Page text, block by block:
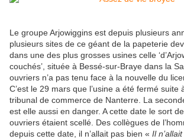
Le groupe Arjowiggins est depuis plusieurs
plusieurs sites de ce géant de la papeterie
dans une des plus grosses usines celle
couchés’, située à Bessé-sur-Braye dans la
ouvriers n’a pas tenu face à la nouvelle du
C’est le 29 mars que l’usine a été fermé suite
tribunal de commerce de Nanterre. La
est elle aussi en danger. A cette date le sort
ouvriers étaient scellé. Des collègues de
depuis cette date, il n’allait pas bien « Il